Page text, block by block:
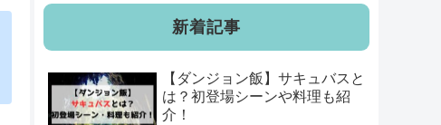
新着記事
【ダンジョン飯】サキュバスと
は？初登場シーンや料理も紹
介！